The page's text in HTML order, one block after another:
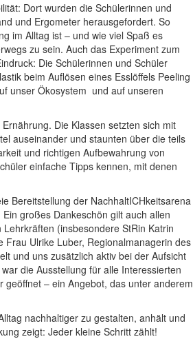
Dort wurden die Schülerinnen und
und Ergometer herausgefordert. So
im Alltag ist – und wie viel Spaß es
zu sein. Auch das Experiment zum
Die Schülerinnen und Schüler
beim Auflösen eines Esslöffels Peeling
unser Ökosystem und auf unseren
Die Klassen setzten sich mit
auseinander und staunten über die teils
und richtigen Aufbewahrung von
einfache Tipps kennen, mit denen
Bereitstellung der NachhaltICHkeitsarena
großes Dankeschön gilt auch allen
(insbesondere StRin Katrin
Ulrike Luber, Regionalmanagerin des
und uns zusätzlich aktiv bei der Aufsicht
die Ausstellung für alle Interessierten
– ein Angebot, das unter anderem
nachhaltiger zu gestalten, anhält und
zeigt: Jeder kleine Schritt zählt!